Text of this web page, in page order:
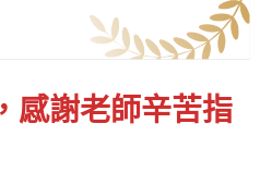
感謝老師辛苦指